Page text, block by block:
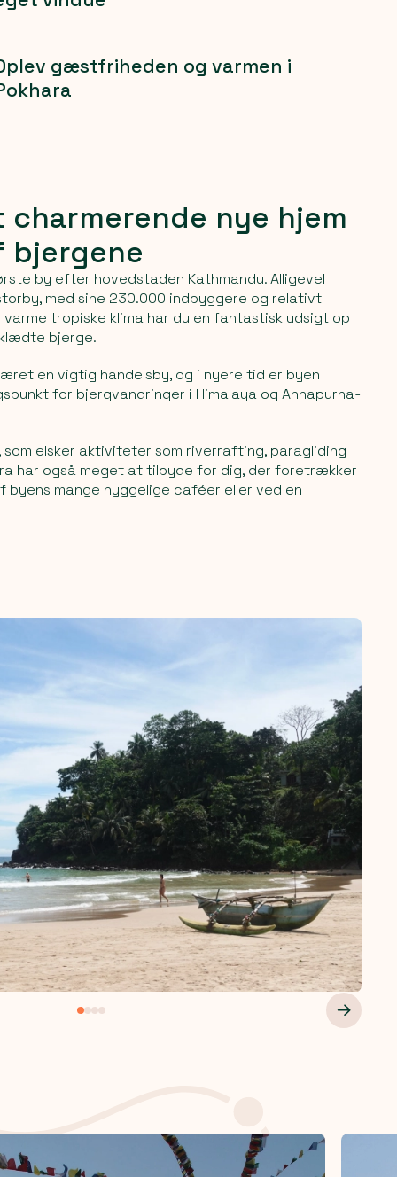
gæstfriheden og varmen i
charmerende nye hjem
bjergene
by efter hovedstaden Kathmandu. Alligevel
med sine 230.000 indbyggere og relativt
varme tropiske klima har du en fantastisk udsigt op
bjerge.
en vigtig handelsby, og i nyere tid er byen
for bjergvandringer i Himalaya og Annapurna-
elsker aktiviteter som riverrafting, paragliding
har også meget at tilbyde for dig, der foretrækker
byens mange hyggelige caféer eller ved en